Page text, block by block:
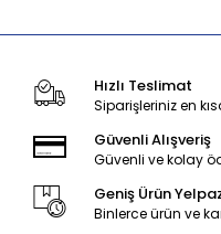
Hızlı Teslimat
Siparişleriniz en
Güvenli Alışveriş
Güvenli ve kolay
Geniş Ürün
Binlerce ürün ve